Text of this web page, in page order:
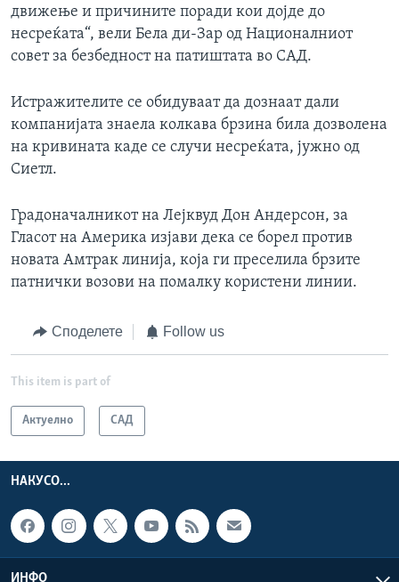
движење и причините поради кои дојде до
несреќата“, вели Бела ди-Зар од Националниот
совет за безбедност на патиштата во САД.
Истражителите се обидуваат да дознаат дали
компанијата знаела колкава брзина била дозволена
на кривината каде се случи несреќата, јужно од
Сиетл.
Градоначалникот на Лејквуд Дон Андерсон, за
Гласот на Америка изјави дека се борел против
новата Амтрак линија, која ги преселила брзите
патнички возови на помалку користени линии.
Споделете Follow us
This item is part of
Актуелно САД
НАКУСО...
ИНФО